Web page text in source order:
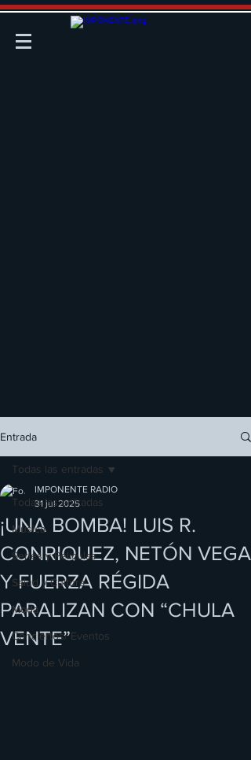
Entrada
Todas las entradas
Música
Series y Películas
Salud y Cultura
Moda
Conciertos/ Eventos
Modo de Vida
Todas las entradas
¡UNA BOMBA! LUIS R.
CONRIQUEZ, NETÓN VEGA
Y FUERZA RÉGIDA
PARALIZAN CON “CHULA
VENTE”
IMPONENTE RADIO
31 jul 2025